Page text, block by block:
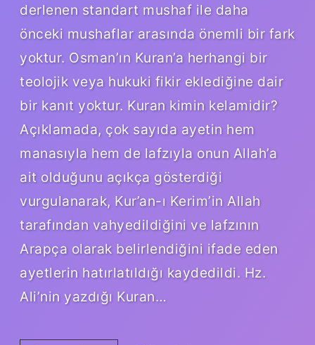
derlenen standart mushaf ile daha
önceki mushaflar arasında önemli bir fark
yoktur. Osman’ın Kuran’a herhangi bir
teolojik veya hukuki fikir eklediğine dair
bir kanıt yoktur. Kuran kimin kelamidir?
Açıklamada, çok sayıda ayetin hem
manasıyla hem de lafzıyla onun Allah’a
ait olduğunu açıkça gösterdiği
vurgulanarak, Kur’an-ı Kerim’in Allah
tarafından vahyedildiğini ve lafzının
Arapça olarak belirlendiğini ifade eden
ayetlerin hatırlatıldığı kaydedildi. Hz.
Ali’nin yazdığı Kuran…